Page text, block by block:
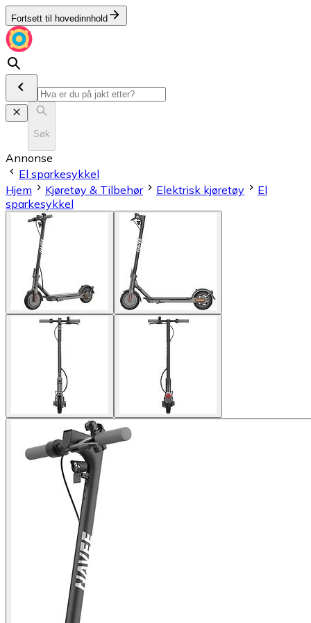
Fortsett til hovedinnhold
Søk
Annonse
El sparkesykkel
Hjem
Kjøretøy & Tilbehør Elektrisk kjøretøy
El
sparkesykkel